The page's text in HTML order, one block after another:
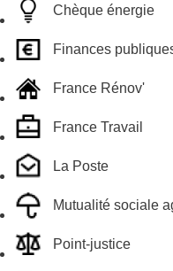
Chèque énergie
Finances
France Rénov'
France Travail
La Poste
Mutualité sociale
Point-justice